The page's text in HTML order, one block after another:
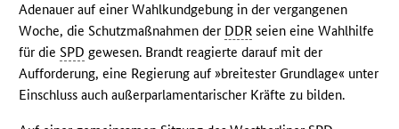
Adenauer auf einer Wahlkundgebung in der vergangenen
Woche, die Schutzmaßnahmen der DDR seien eine Wahlhilfe
für dieSPD gewesen. Brandt reagierte darauf mit der
Aufforderung, eine Regierung auf »breitester Grundlage« unter
Einschluss auch außerparlamentarischer Kräfte zu bilden.